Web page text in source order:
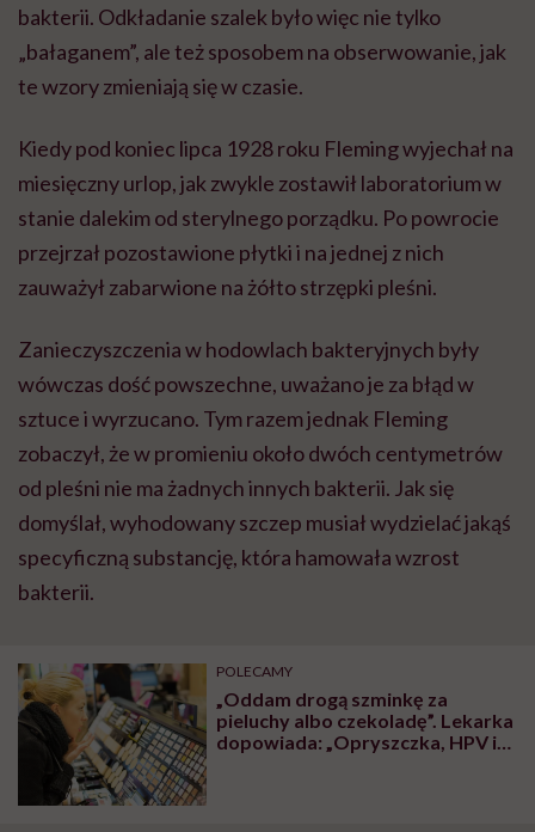
bakterii. Odkładanie szalek było więc nie tylko
„bałaganem”, ale też sposobem na obserwowanie, jak
te wzory zmieniają się w czasie.
Kiedy pod koniec lipca 1928 roku Fleming wyjechał na
miesięczny urlop, jak zwykle zostawił laboratorium w
stanie dalekim od sterylnego porządku. Po powrocie
przejrzał pozostawione płytki i na jednej z nich
zauważył zabarwione na żółto strzępki pleśni.
Zanieczyszczenia w hodowlach bakteryjnych były
wówczas dość powszechne, uważano je za błąd w
sztuce i wyrzucano. Tym razem jednak Fleming
zobaczył, że w promieniu około dwóch centymetrów
od pleśni nie ma żadnych innych bakterii. Jak się
domyślał, wyhodowany szczep musiał wydzielać jakąś
specyficzną substancję, która hamowała wzrost
bakterii.
POLECAMY
„Oddam drogą szminkę za
pieluchy albo czekoladę”. Lekarka
dopowiada: „Opryszczka, HPV i